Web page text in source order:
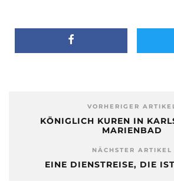
VORHERIGER
KÖNIGLICH KUREN IN
MARIENBAD
NÄCHSTER ARTIKEL
EINE DIENSTREISE, DIE